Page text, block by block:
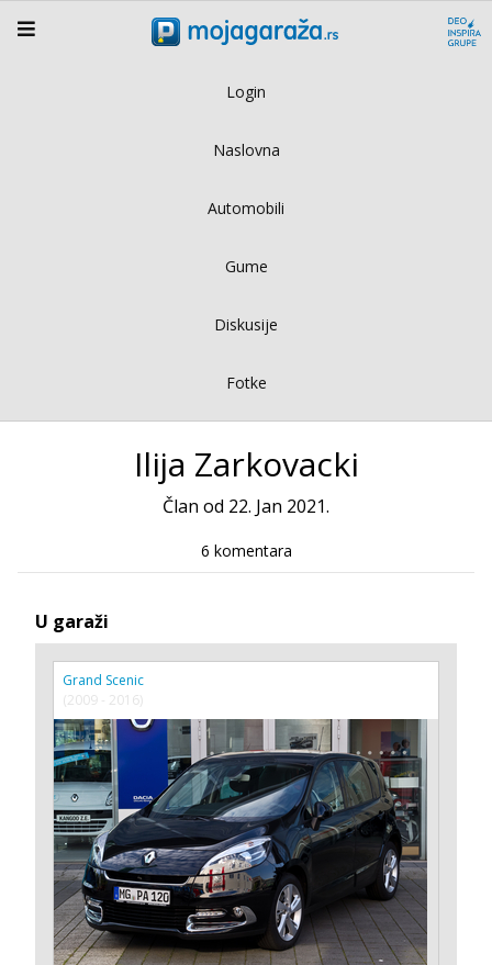
Login
Naslovna
Automobili
Gume
Diskusije
Fotke
Ilija Zarkovacki
Član od 22. Jan 2021.
6 komentara
U garaži
Grand Scenic
(2009 - 2016)